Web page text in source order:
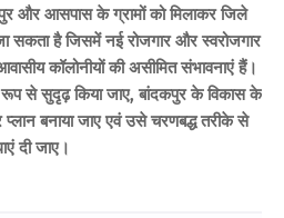
और आसपास के ग्रामों को मिलाकर जिले
सकता है जिसमें नई रोजगार और स्वरोजगार
कॉलोनीयों की असीमित संभावनाएं हैं।
रूप से सुदृढ़ किया जाए, बांदकपुर के विकास के
प्लान बनाया जाए एवं उसे चरणबद्ध तरीके से
दी जाए।